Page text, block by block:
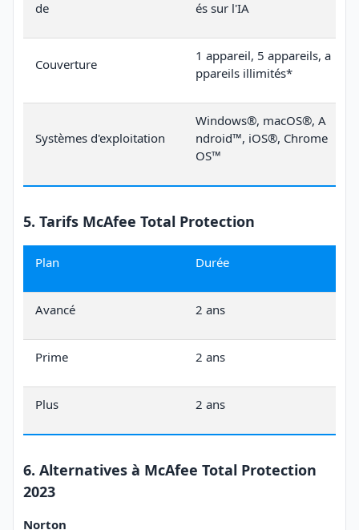
de
és sur l'IA
Couverture
1 appareil, 5 appareils, a
ppareils illimités*
Systèmes d'exploitation
Windows®, macOS®, A
ndroid™, iOS®, Chrome
OS™
5. Tarifs McAfee Total Protection
Plan Durée
Avancé 2 ans
Prime 2 ans
Plus 2 ans
6. Alternatives à McAfee Total Protection
2023
Norton